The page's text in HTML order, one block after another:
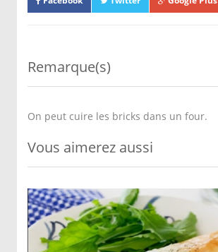
Remarque(s)
On peut cuire les bricks dans un four.
Vous aimerez aussi